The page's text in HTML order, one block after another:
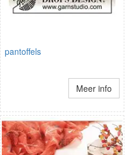
pantoffels
Meer info